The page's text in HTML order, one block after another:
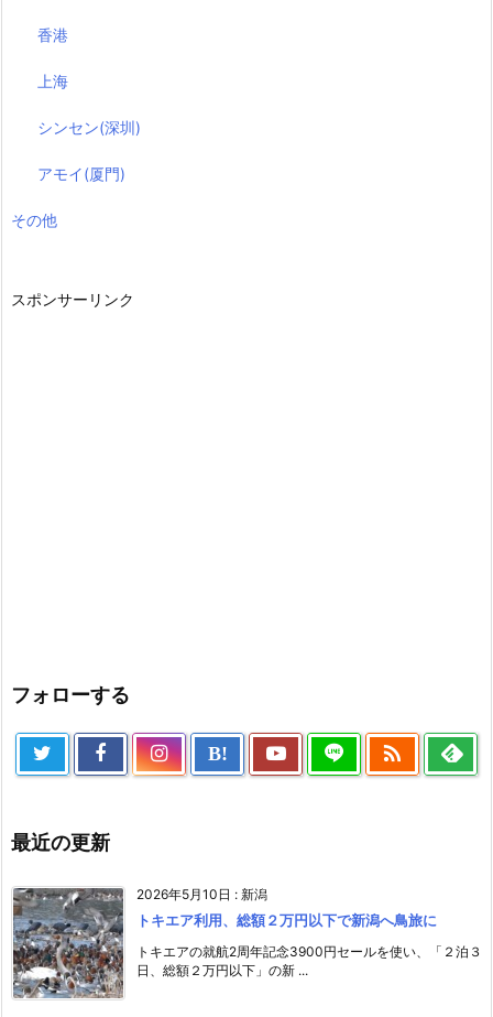
香港
上海
シンセン(深圳)
アモイ(厦門)
その他
スポンサーリンク
フォローする
B! 
最近の更新
2026年5月10日 : 新潟
トキエア利用、総額２万円以下で新潟へ鳥旅に
トキエアの就航2周年記念3900円セールを使い、「２泊３
日、総額２万円以下」の新 ...